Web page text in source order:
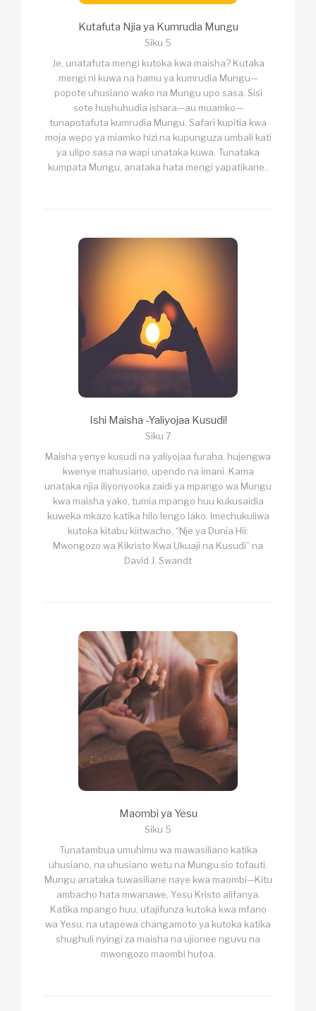
Kutafuta Njia ya Kumrudia Mungu
Siku 5
Je, unatafuta mengi kutoka kwa maisha? Kutaka
mengi ni kuwa na hamu ya kumrudia Mungu—
popote uhusiano wako na Mungu upo sasa. Sisi
sote hushuhudia ishara—au muamko—
tunapotafuta kumrudia Mungu. Safari kupitia kwa
moja wepo ya miamko hizi na kupunguza umbali kati
ya ulipo sasa na wapi unataka kuwa. Tunataka
kumpata Mungu, anataka hata mengi yapatikane..
Ishi Maisha -Yaliyojaa Kusudi!
Siku 7
Maisha yenye kusudi na yaliyojaa furaha, hujengwa
kwenye mahusiano, upendo na imani. Kama
unataka njia iliyonyooka zaidi ya mpango wa Mungu
kwa maisha yako, tumia mpango huu kukusaidia
kuweka mkazo katika hilo lengo lako. Imechukuliwa
kutoka kitabu kiitwacho, “Nje ya Dunia Hii:
Mwongozo wa Kikristo Kwa Ukuaji na Kusudi” na
David J. Swandt
Maombi ya Yesu
Siku 5
Tunatambua umuhimu wa mawasiliano katika
uhusiano, na uhusiano wetu na Mungu sio tofauti.
Mungu anataka tuwasiliane naye kwa maombi—Kitu
ambacho hata mwanawe, Yesu Kristo alifanya.
Katika mpango huu, utajifunza kutoka kwa mfano
wa Yesu, na utapewa changamoto ya kutoka katika
shughuli nyingi za maisha na ujionee nguvu na
mwongozo maombi hutoa.